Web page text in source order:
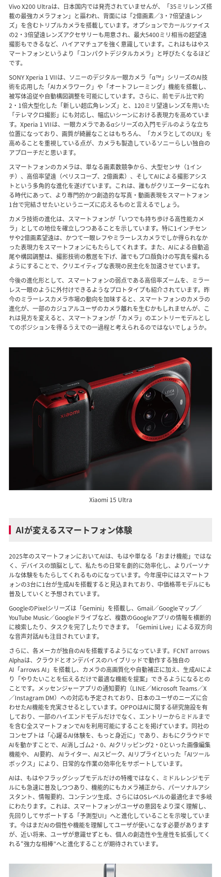
Vivo X200 Ultraは、日本国内では発売されていませんが、「35ミリレンズ搭
載の最強カメラフォン」と謳われ、背面には「2億画素／3・7倍望遠レン
ズ」を含むトリプルカメラを搭載しています。オプションでカールツァイス
の2・3倍望遠レンズアクセサリーも用意され、最大5400ミリ相当の超望遠
撮影もできるなど、ハイアマチュアを強く意識しています。これはもはやス
マートフォンというより「コンパクトデジタルカメラ」と呼びたくなるほど
です。
SONY Xperia 1 VIIは、ソニーのデジタル一眼カメラ「α™」シリーズのAI技
術を応用した「AIカメラワーク」や「オートフレーミング」機能を搭載し、
被写体追従や自動構図調整を可能にしています。さらに、前モデル比で約
2・1倍大型化した「新しい超広角レンズ」と、120ミリ望遠レンズを用いた
「テレマクロ撮影」にも対応し、幅広いシーンにおける表現力を高めていま
す。Xperia 1 VIIは、一眼カメラであるαシリーズの入門モデルのような立ち
位置になっており、画質が綺麗なことはもちろん、「カメラとしてのUX」を
高めることを重視している点が、カメラも製造しているソニーらしい独自の
アプローチだと思います。
スマートフォンのカメラは、単なる画素数競争から、大型センサ（1イン
チ）、高倍率望遠（ペリスコープ、2億画素）、そしてAIによる撮影アシス
トという多角的な進化を遂げています。これは、誰もがクリエーターになれ
る時代にあって、より専門的かつ創造的な写真・動画表現をスマートフォン
1台で完結させたいというニーズに応えるものと言えるでしょう。
カメラ技術の進化は、スマートフォンが「いつでも持ち歩ける高性能カメ
ラ」としての地位を確立しつつあることを示しています。特に1インチセン
サや2億画素望遠は、かつて一眼レフやミラーレスカメラでしか得られなか
った表現力をスマートフォンにもたらしてくれます。また、AIによる自動追
尾や構図調整は、撮影技術の敷居を下げ、誰でもプロ顔負けの写真を撮れる
ようにすることで、クリエイティブな表現の民主化を加速させています。
今後の進化形として、スマートフォンの弱点である高倍率ズームを、ミラー
レス一眼のように外付けできるようなプロトタイプも紹介されています。昨
今のミラーレスカメラ市場の動向を加味すると、スマートフォンのカメラの
進化が、一部のカジュアルユーザのカメラ離れを生むかもしれませんが、こ
れは見方を変えると、スマートフォンが「カメラ」のエントリーモデルとし
てのポジションを得るうえでの一過程と考えられるのではないでしょうか。
Xiaomi 15 Ultra
AIが変えるスマートフォン体験
2025年のスマートフォンにおいてAIは、もはや単なる「おまけ機能」ではな
く、デバイスの頭脳として、私たちの日常を劇的に効率化し、よりパーソナ
ルな体験をもたらしてくれるものになっています。今年度中にはスマートフ
ォンの3台に1台が生成AIを搭載すると見込まれており、中価格帯モデルにも
普及していくと予想されています。
GoogleのPixelシリーズは「Gemini」を搭載し、Gmail／Googleマップ／
YouTube Music／Googleドライブなど、複数のGoogleアプリの情報を横断的
に検索したり、タスクを完了したりできます。「Gemini Live」による双方向
な音声対話AIも注目されています。
さらに、各メーカが独自のAIを搭載するようになっています。FCNT arrows
Alphaは、クラウドとオンデバイスのハイブリッドで動作する独自の
AI「arrows AI」を搭載し、カメラの高画質化や自動補正に加え、生成AIによ
り「やりたいことを伝えるだけで最適な機能を提案」できるようになるとの
ことです。メッセンジャーアプリの通知要約（LINE／Microsoft Teams／X
／Instagram DM）への対応も予定されており、日本のユーザのニーズに合
わせたAI機能を充実させるとしています。OPPOはAIに関する研究施設を有
しており、一部のハイエンドモデルだけでなく、エントリーからミドルまで
を含む全スマートフォンでAIを利用可能にすることを掲げています。同社の
コンセプトは「心躍るAI体験を、もっと身近に」であり、おもにクラウドで
AIを動かすことで、AI消しゴム2・0、AIクリッピング2・0といった画像編集
機能や、 AI要約、 AIライター、AIスピーク、AIリプライといった「AIツール
ボックス」により、日常的な作業の効率化をサポートしています。
AIは、もはやフラッグシップモデルだけの特権ではなく、ミドルレンジモデ
ルにも急速に普及しつつあり、機能的にもカメラ補正から、パーソナルアシ
スタント、情報要約、コンテンツ生成、さらにはOSレベルの最適化まで多岐
にわたります。これは、スマートフォンがユーザの意図をより深く理解し、
先回りしてサポートする「予測型UI」へと進化していることを示唆していま
す。今はまだAIの個性や機能を理解してユーザが使いこなす必要があります
が、近い将来、ユーザが意識せずとも、個人の創造性や生産性を拡張してく
れる“強力な相棒”へと進化することが期待されています。